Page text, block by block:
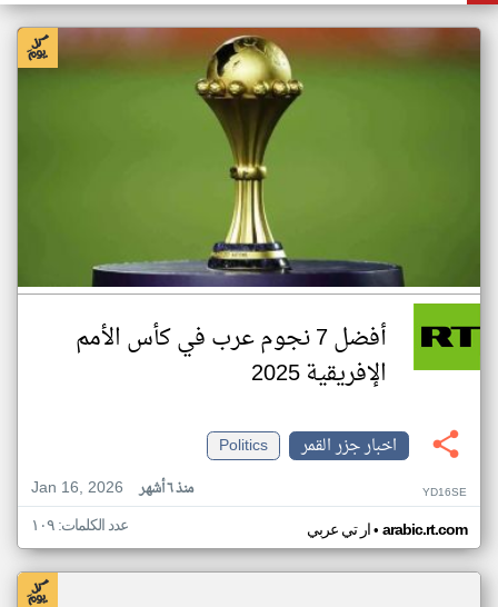
أفضل 7 نجوم عرب في كأس الأمم
الإفريقية 2025
اخبار جزر القمر
Politics
Jan 16, 2026
منذ ٦ أشهر YD16SE
ار تي عربي• arabic.rt.com عدد الكلمات: ١٠٩